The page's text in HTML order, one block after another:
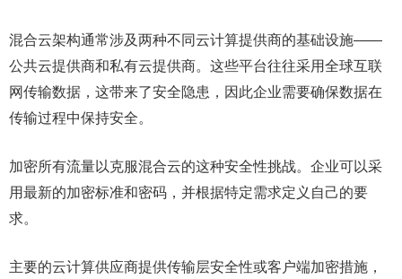
混合云架构通常涉及两种不同云计算提供商的基础设施——
公共云提供商和私有云提供商。这些平台往往采用全球互联
网传输数据，这带来了安全隐患，因此企业需要确保数据在
传输过程中保持安全。
加密所有流量以克服混合云的这种安全性挑战。企业可以采
用最新的加密标准和密码，并根据特定需求定义自己的要
求。
主要的云计算供应商提供传输层安全性或客户端加密措施，